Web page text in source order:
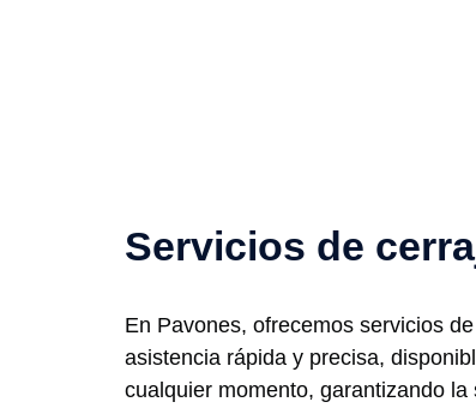
Servicios de
En Pavones, ofrecemos servicios
asistencia rápida y precisa,
cualquier momento, garantizando